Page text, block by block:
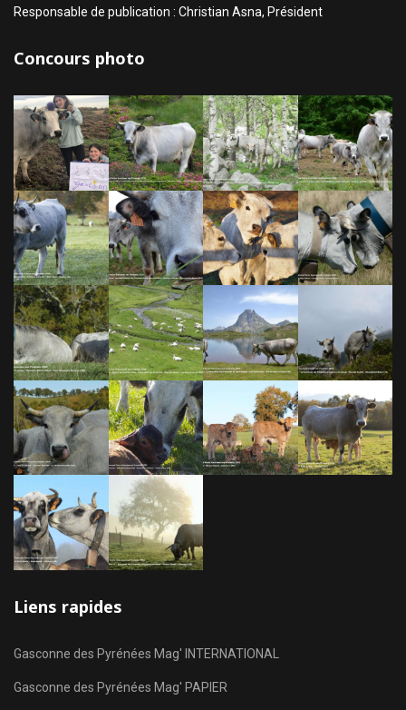
Responsable de publication : Christian Asna, Président
Concours photo
Liens rapides
Gasconne des Pyrénées Mag' INTERNATIONAL
Gasconne des Pyrénées Mag' PAPIER